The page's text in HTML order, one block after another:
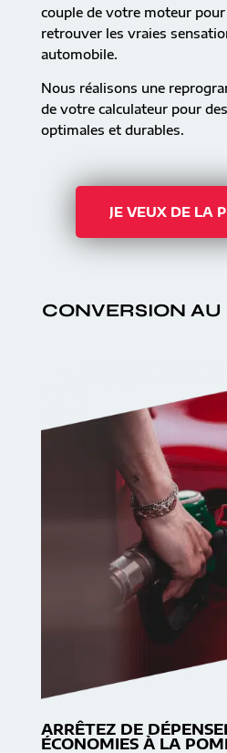
couple de votre moteur
retrouver les vraies
automobile.
Nous réalisons une
de votre calculateur pour
optimales et durables.
JE VEUX DE LA
CONVERSION
ARRÊTEZ DE
ÉCONOMIES À LA